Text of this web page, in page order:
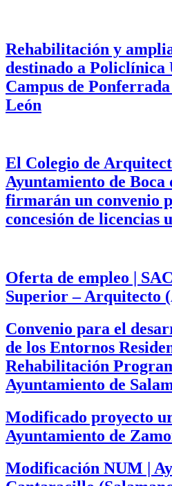
Rehabilitación y
destinado a
Campus de
León
El Colegio de
Ayuntamiento de Boca
firmarán un convenio
concesión de licencias
Oferta de empleo |
Superior – Arquitecto
Convenio para el
de los Entornos
Rehabilitación
Ayuntamiento de
Modificado proyecto
Ayuntamiento de
Modificación NUM |